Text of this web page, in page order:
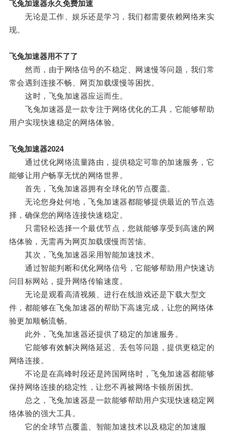
飞兔加速器永久免费加速
无论是工作、娱乐还是学习，我们都需要依赖网络来实
现。
飞兔加速器用不了了
然而，由于网络信号的不稳定、网速慢等问题，我们常
常会遇到连接不畅、网页加载缓慢等困扰。
这时，飞兔加速器应运而生。
飞兔加速器是一款专注于网络优化的工具，它能够帮助
用户实现快速稳定的网络体验。
飞兔加速器2024
通过优化网络流量路由，提供稳定可靠的加速服务，它
能够让用户畅享无忧的网络世界。
首先，飞兔加速器拥有全球化的节点覆盖。
无论您身处何地，飞兔加速器都能够提供最近的节点选
择，确保您的网络连接快速稳定。
只需轻松选择一个最优节点，您就能够享受到高速的网
络体验，无需再为网页加载缓慢而苦恼。
其次，飞兔加速器采用智能加速技术。
通过智能判断和优化网络信号，它能够帮助用户快速访
问目标网站，提升网络传输速度。
无论是观看高清视频、进行在线游戏还是下载大型文
件，都能够在飞兔加速器的帮助下高速完成，让您的网络体
验更加顺畅流畅。
此外，飞兔加速器还提供了稳定的加速服务。
它能够有效解决网络延迟、丢包等问题，提供更稳定的
网络连接。
不论是在高峰时段还是跨国网络时，飞兔加速器都能够
保持网络连接的稳定性，让您不再被网络卡顿所困扰。
总之，飞兔加速器是一款能够帮助用户实现快速稳定网
络体验的强大工具。
它的全球节点覆盖、智能加速技术以及稳定的加速服